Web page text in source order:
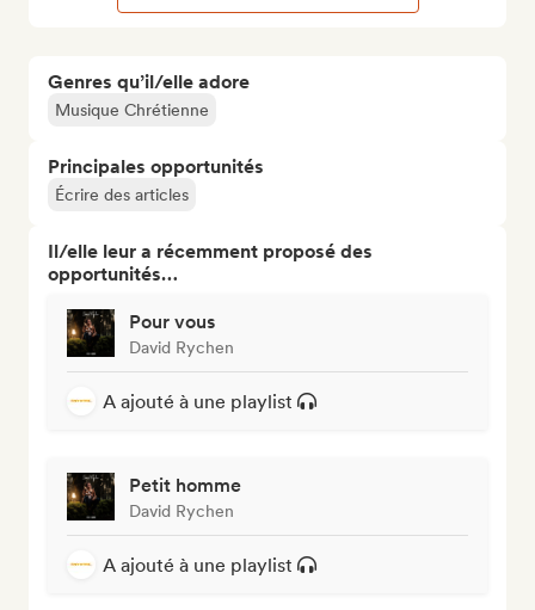
Genres qu’il/elle adore
Musique Chrétienne
Principales opportunités
Écrire des articles
Il/elle leur a récemment proposé des
opportunités…
Pour vous
David Rychen
A ajouté à une playlist
Petit homme
David Rychen
A ajouté à une playlist